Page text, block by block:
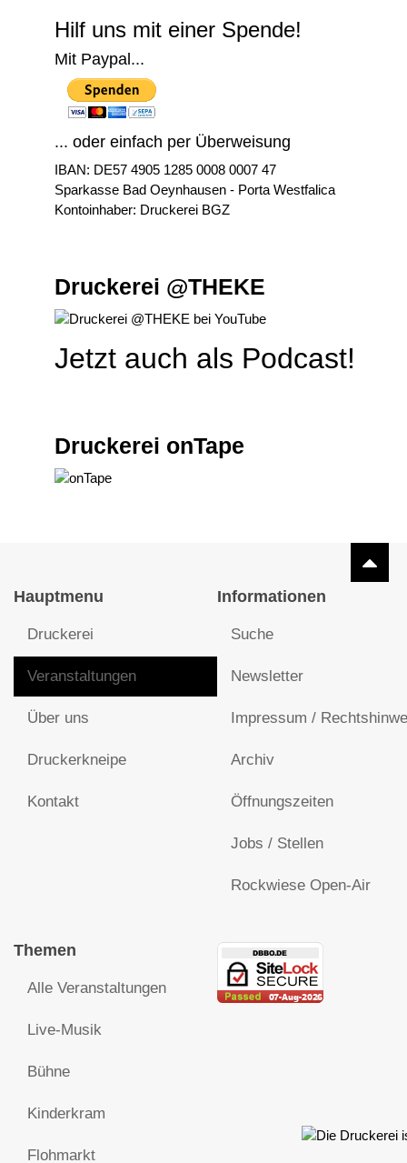
Hilf uns mit einer Spende!
Mit Paypal...
... oder einfach per Überweisung
IBAN: DE57 4905 1285 0008 0007 47
Sparkasse Bad Oeynhausen - Porta Westfalica
Kontoinhaber: Druckerei BGZ
Druckerei @THEKE
Jetzt auch als Podcast!
Druckerei onTape
Hauptmenu
Druckerei
Veranstaltungen
Über uns
Druckerkneipe
Kontakt
Informationen
Suche
Newsletter
Impressum /
Archiv
Öffnungszeiten
Jobs / Stellen
Rockwiese Open-Air
Themen
Alle Veranstaltungen
Live-Musik
Bühne
Kinderkram
Flohmarkt